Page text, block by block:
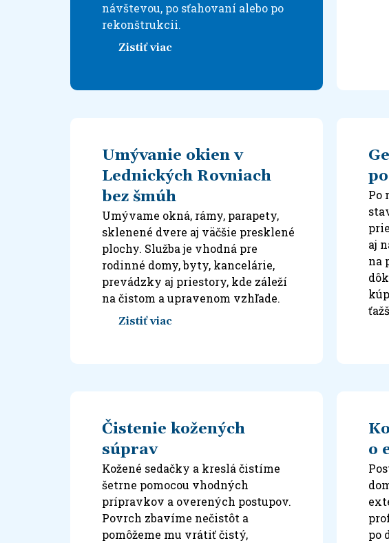
návštevou, po sťahovaní alebo po
rekonštrukcii.
Zistiť viac
Umývanie okien v
Lednických Rovniach
bez šmúh
Umývame okná, rámy, parapety,
sklenené dvere aj väčšie presklené
plochy. Služba je vhodná pre
rodinné domy, byty, kancelárie,
prevádzky aj priestory, kde záleží
na čistom a upravenom vzhľade.
Zistiť viac
Po
aj
na
Čistenie kožených
súprav
Kožené sedačky a kreslá čistíme
šetrne pomocou vhodných
prípravkov a overených postupov.
Povrch zbavíme nečistôt a
pomôžeme mu vrátiť čistý,
o
po